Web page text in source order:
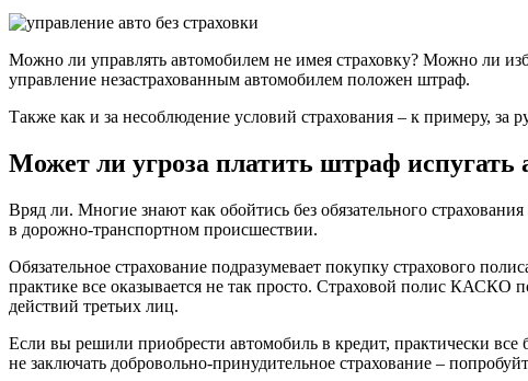
Можно ли управлять автомобилем не имея страховку? Можно ли
управление незастрахованным автомобилем положен штраф.
Также как и за несоблюдение условий страхования – к примеру, за
Может ли угроза платить штраф испугать
Вряд ли. Многие знают как обойтись без обязательного
в дорожно-транспортном происшествии.
Обязательное страхование подразумевает покупку страхового
практике все оказывается не так просто. Страховой полис КАСКО
действий третьих лиц.
Если вы решили приобрести автомобиль в кредит, практически
не заключать добровольно-принудительное страхование –